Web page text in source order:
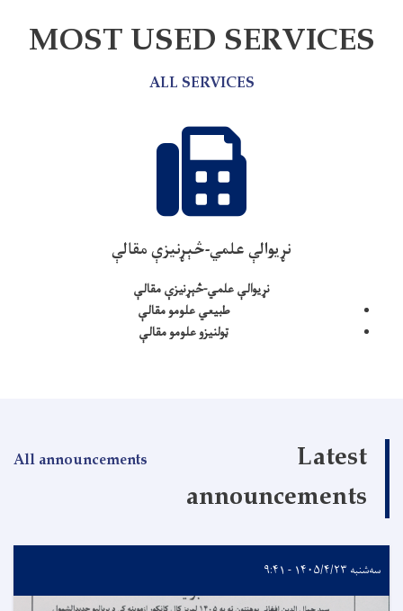
MOST USED SERVICES
ALL SERVICES
نړيوالې علمي-څېړنيزې مقالې
نړيوالې علمي-څېړنيزې مقالې
طبيعي علومو مقالې
ټولنيزو علومو مقالې
Latest
announcements
All announcements
سه‌شنبه ۱۴۰۵/۴/۲۳ - ۹:۴۱